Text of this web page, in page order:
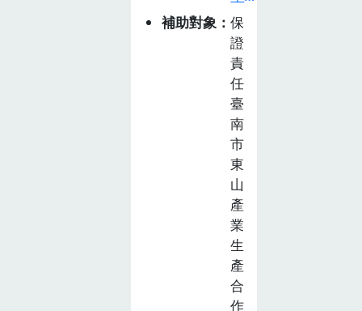
踐，注重個人健
康飲食，支持國
產農產品，實踐
每個月的「食物
地、吃當季、吃
物、不浪費之美
食
農
教
育
推
廣
計
畫
徵
選
活
動
(已
截
止)
補助對象
保
證
責
任
臺
南
市
東
山
產
業
生
產
合
作